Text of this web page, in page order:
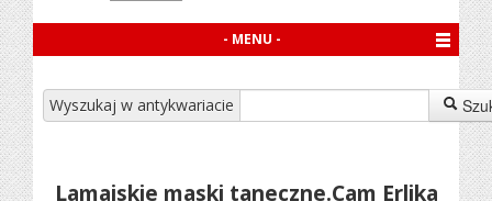
- MENU -
Wyszukaj w antykwariacie
Lamajskie maski taneczne.Cam Erlika